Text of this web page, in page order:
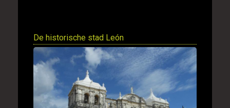
De historische stad León